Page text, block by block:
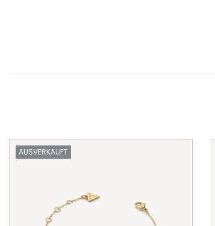
AUSVERKAUFT